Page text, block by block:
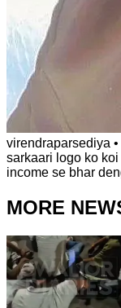
virendraparsediya •
sarkaari logo ko
income se bhar
MORE